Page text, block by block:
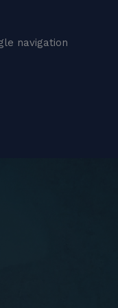
navigation